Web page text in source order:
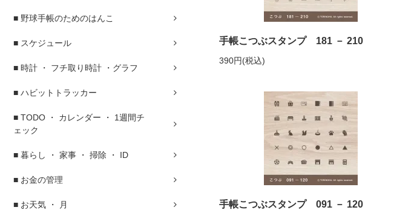
■ 野球手帳のためのはんこ
■ スケジュール
■ 時計 ・ フチ取り時計 ・グラフ
■ ハビットトラッカー
■ TODO ・ カレンダー ・ 1週間チ
ェック
■ 暮らし ・ 家事 ・ 掃除 ・ ID
■ お金の管理
■ お天気 ・ 月
手帳こつぶスタンプ 181 － 210
390円(税込)
手帳こつぶスタンプ 091 － 120